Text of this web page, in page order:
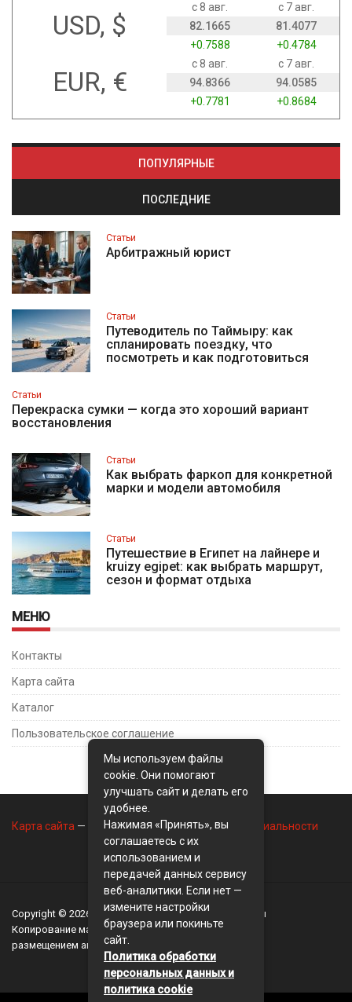
USD, $
с 8 авг.
с 7 авг.
82.1665
81.4077
+0.7588
+0.4784
EUR, €
с 8 авг.
с 7 авг.
94.8366
94.0585
+0.7781
+0.8684
ПОПУЛЯРНЫЕ
ПОСЛЕДНИЕ
Статьи
Арбитражный юрист
Статьи
Путеводитель по Таймыру: как
спланировать поездку, что
посмотреть и как подготовиться
Статьи
Перекраска сумки — когда это хороший вариант
восстановления
Статьи
Как выбрать фаркоп для конкретной
марки и модели автомобиля
Статьи
Путешествие в Египет на лайнере и
kruizy egipet: как выбрать маршрут,
сезон и формат отдыха
МЕНЮ
Контакты
Карта сайта
Каталог
Пользовательское соглашение
Карта сайта — Контакты— Политика конфиденциальности
Copyright © 2026 BusinessMix- Экономика и финансы
Копирование материалов разрешается, только с
размещением активной ссылки на сайт
Мы используем файлы
cookie. Они помогают
улучшать сайт и делать его
удобнее.
Нажимая «Принять», вы
соглашаетесь с их
использованием и
передачей данных сервису
веб-аналитики. Если нет —
измените настройки
браузера или покиньте
сайт.
Политика обработки
персональных данных и
политика cookie